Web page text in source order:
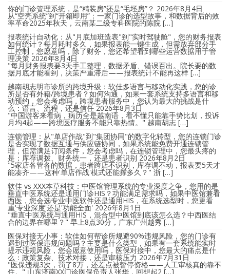
你的门诊管理系统，是“精装房”还是“毛坯房”？ 2026年8月4日
从“空壳系统”到“开箱即用”：一家门诊的选型故事，和数据背后的效
率革命2025年秋天，云南某二级专科医院的陈院 […]
报表统计自动化：从"月底加班造表"到"实时驾驶舱"，您的财务报表
如何统计？每月耗时多久，如果报表能一键生成，但需放弃部分手
工控制，您愿意吗，除了财务，您还希望看到哪些运营数据用于管
理决策 2026年8月4日
"每月财务报表要3天手工整理，数据矛盾、错误百出。院长要的数
据月底才能看到，决策严重滞后——报表统计不能再这样 […]
越南胡志明市诊所的跨境升级：软佳多语言与移动化实践，您的诊
所是否有外籍/跨境患者？如何沟通，如果一套系统支持多语言和移
动预约，您会考虑吗，跨境患者服务中，您认为最大的挑战是什
么：语言、流程，还是信任 2026年8月3日
"中国游客来看病，病历全是越南语，看不懂只能靠手势比划，投诉
月均4起——跨境医疗服务不能只靠热情。" 越南胡志 […]
连锁管理：从"单店作战"到"集团协同"的数字化转型，您的连锁门诊
是否实现了数据互通与供应链协同，如果系统能免费开通连锁管
理，但需满足订阅条件，您会考虑吗，在连锁管理中，您最头疼的
是：库存调拨、财务统一，还是患者识别 2026年8月2日
"5家店各管各的数据，患者跨店不识别，库存调不动，报表要5天才
能凑齐——这种'单店作战'模式还能撑多久？" 浙 […]
软佳 vs XXX本草科技：中医馆管理系统的专业深度之争，您用的是
垂直中医系统还是通用门诊HIS？功能满足需求吗，如果中医馆兼看
西医，您会选专业中医软件还是通用HIS，在系统选型时，您更看
重'专业深度'还是'功能全面' 2026年8月1日
"垂直中医系统与通用HIS，混合型中医馆到底该怎么选？中西医结
合的边界在哪里？" 早上8点30分，广东广州越秀 […]
医保对接无小事：软佳如何帮诊所规避90%违规风险，您的门诊有
遇到过医保违规问题吗？主要是什么类型，如果有一套系统能实时
提示违规风险，您会愿意使用吗，医保对接中，您最大的痛点是什
么：政策复杂、技术对接，还是审核压力 2026年7月31日
"医保违规3次，罚了8万，还差点被暂停资格——人工审核真的靠不
住。" 山东济南XX门诊医保负责人张华，回想起2 […]